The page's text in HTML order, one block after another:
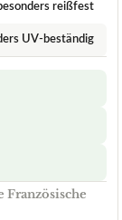
reißfest
UV-beständig
Französische